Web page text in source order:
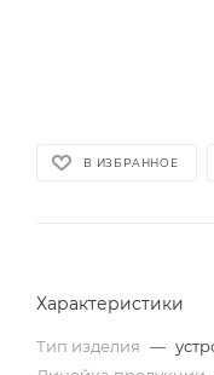
В ИЗБРАННОЕ
Характеристики
Тип изделия —